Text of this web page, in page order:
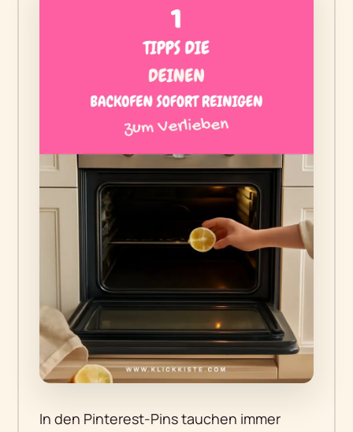
In den Pinterest-Pins tauchen immer